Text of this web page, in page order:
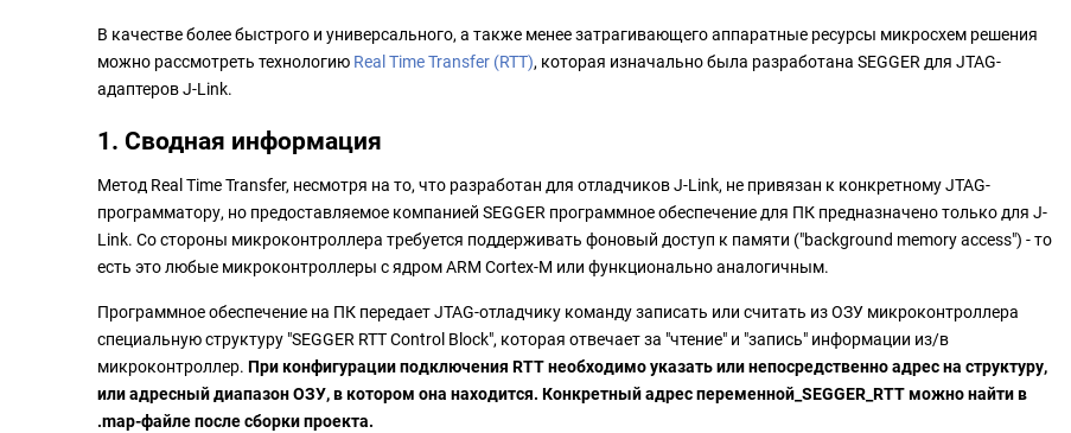
В качестве более быстрого и универсального, а также менее затрагивающего аппаратные ресурсы микросхем решения
можно рассмотреть технологию Real Time Transfer (RTT), которая изначально была разработана SEGGER для JTAG-
адаптеров J-Link.
1. Сводная информация
Метод Real Time Transfer, несмотря на то, что разработан для отладчиков J-Link, не привязан к конкретному JTAG-
программатору, но предоставляемое компанией SEGGER программное обеспечение для ПК предназначено только для J-
Link. Со стороны микроконтроллера требуется поддерживать фоновый доступ к памяти ("background memory access") - то
есть это любые микроконтроллеры с ядром ARM Cortex-M или функционально аналогичным.
Программное обеспечение на ПК передает JTAG-отладчику команду записать или считать из ОЗУ микроконтроллера
специальную структуру "SEGGER RTT Control Block", которая отвечает за "чтение" и "запись" информации из/в
микроконтроллер. При конфигурации подключения RTT необходимо указать или непосредственно адрес на структуру,
или адресный диапазон ОЗУ, в котором она находится. Конкретный адрес переменной_SEGGER_RTT можно найти в
.map-файле после сборки проекта.